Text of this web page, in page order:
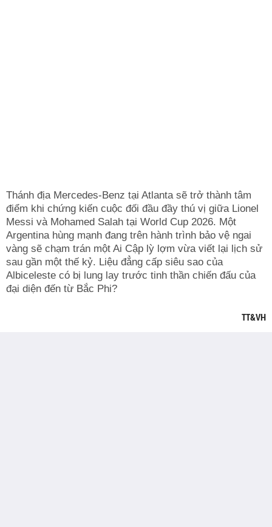
Thánh địa Mercedes-Benz tại Atlanta sẽ trở thành tâm
điểm khi chứng kiến cuộc đối đầu đầy thú vị giữa Lionel
Messi và Mohamed Salah tại World Cup 2026. Một
Argentina hùng mạnh đang trên hành trình bảo vệ ngai
vàng sẽ chạm trán một Ai Cập lỳ lợm vừa viết lại lịch sử
sau gần một thế kỷ. Liệu đẳng cấp siêu sao của
Albiceleste có bị lung lay trước tinh thần chiến đấu của
đại diện đến từ Bắc Phi?
TT&VH